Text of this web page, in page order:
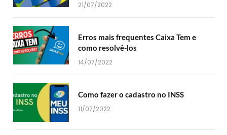
21/07/2022
Erros mais frequentes Caixa Tem e
como resolvê-los
14/07/2022
Como fazer o cadastro no INSS
11/07/2022